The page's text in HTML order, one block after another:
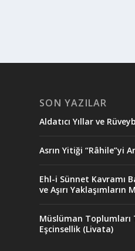
SON YAZILAR
Aldatıcı Yıllar ve
Asrın Yitiği “Râhile”yi
Ehl-i Sünnet Kavramı
ve Aşırı
Müslüman Toplumları
Eşcinsellik (Livata)